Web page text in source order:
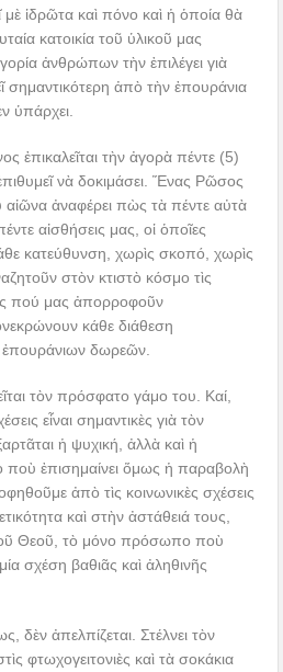
ἱδρῶτα καὶ πόνο καὶ ἡ ὁποία θὰ
κατοικία τοῦ ὑλικοῦ μας
ἀνθρώπων τὴν ἐπιλέγει γιὰ
σημαντικότερη ἀπὸ τὴν ἐπουράνια
ὑπάρχει.
ἐπικαλεῖται τὴν ἀγορὰ πέντε (5)
νὰ δοκιμάσει. Ἕνας Ρῶσος
ἀναφέρει πὼς τὰ πέντε αὐτὰ
αἰσθήσεις μας, οἱ ὁποῖες
κατεύθυνση, χωρὶς σκοπό, χωρὶς
στὸν κτιστὸ κόσμο τὶς
πού μας ἀπορροφοῦν
κάθε διάθεση
δωρεῶν.
τὸν πρόσφατο γάμο του. Καί,
εἶναι σημαντικὲς γιὰ τὸν
ἡ ψυχική, ἀλλὰ καὶ ἡ
ποὺ ἐπισημαίνει ὅμως ἡ παραβολὴ
ἀπὸ τὶς κοινωνικὲς σχέσεις
καὶ στὴν ἀστάθειά τους,
Θεοῦ, τὸ μόνο πρόσωπο ποὺ
σχέση βαθιᾶς καὶ ἀληθινῆς
δὲν ἀπελπίζεται. Στέλνει τὸν
φτωχογειτονιὲς καὶ τὰ σοκάκια